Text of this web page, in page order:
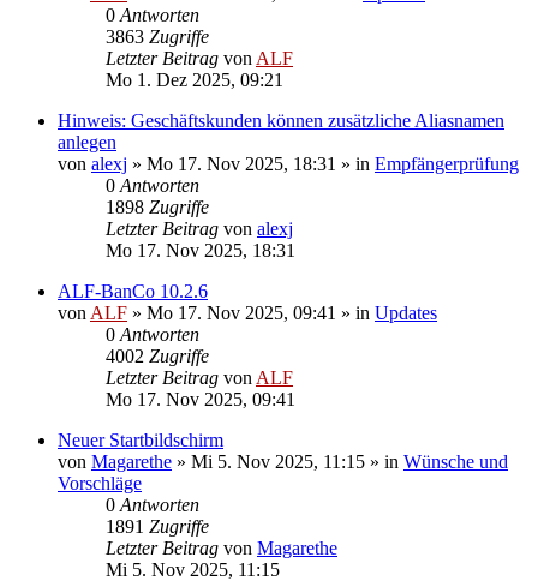
0 Antworten
3863 Zugriffe
Letzter Beitrag von ALF
Mo 1. Dez 2025, 09:21
Hinweis: Geschäftskunden können zusätzliche Aliasnamen
anlegen
von alexj » Mo 17. Nov 2025, 18:31 » in Empfängerprüfung
0 Antworten
1898 Zugriffe
Letzter Beitrag von alexj
Mo 17. Nov 2025, 18:31
ALF-BanCo 10.2.6
von ALF » Mo 17. Nov 2025, 09:41 » in Updates
0 Antworten
4002 Zugriffe
Letzter Beitrag von ALF
Mo 17. Nov 2025, 09:41
Neuer Startbildschirm
von Magarethe » Mi 5. Nov 2025, 11:15 » in Wünsche und
Vorschläge
0 Antworten
1891 Zugriffe
Letzter Beitrag von Magarethe
Mi 5. Nov 2025, 11:15